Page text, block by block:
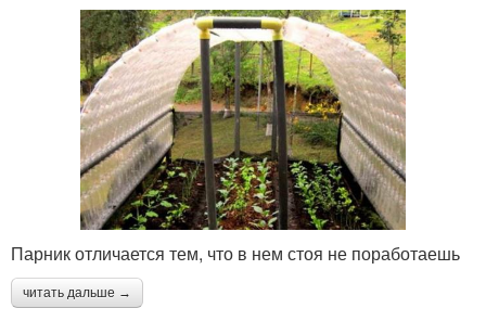
Парник отличается тем, что в нем стоя не поработаешь
читать дальше →